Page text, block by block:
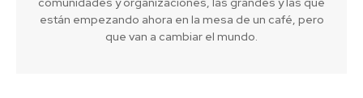
están empezando ahora en la mesa de un café, pero
que van a cambiar el mundo.